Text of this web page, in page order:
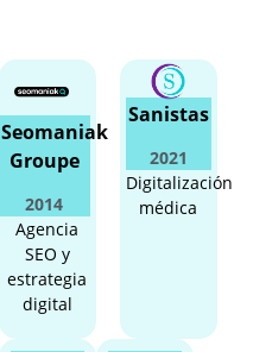
Seomaniak
Groupe
2014
Agencia
SEO y
estrategia
digital
Sanistas
2021
Digitalización
médica